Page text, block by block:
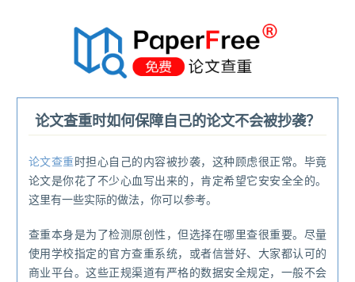
论文查重时如何保障自己的论文不会被抄袭？
论文查重时担心自己的内容被抄袭，这种顾虑很正常。毕竟
论文是你花了不少心血写出来的，肯定希望它安安全全的。
这里有一些实际的做法，你可以参考。
查重本身是为了检测原创性，但选择在哪里查很重要。尽量
使用学校指定的官方查重系统，或者信誉好、大家都认可的
商业平台。这些正规渠道有严格的数据安全规定，一般不会